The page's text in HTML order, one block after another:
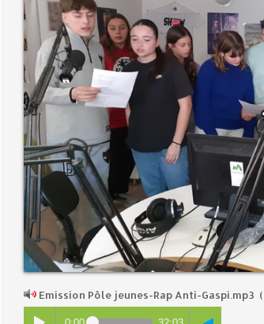
Emission Pôle jeunes-Rap Anti-Gaspi.mp3